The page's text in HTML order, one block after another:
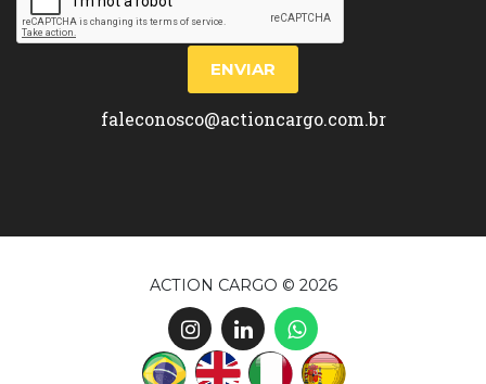
faleconosco@actioncargo.com.br
ACTION CARGO © 2026